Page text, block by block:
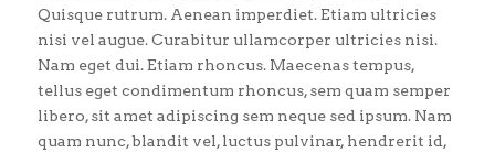
Quisque rutrum. Aenean imperdiet. Etiam ultricies
nisi vel augue. Curabitur ullamcorper ultricies nisi.
Nam eget dui. Etiam rhoncus. Maecenas tempus,
tellus eget condimentum rhoncus, sem quam semper
libero, sit amet adipiscing sem neque sed ipsum. Nam
quam nunc, blandit vel, luctus pulvinar, hendrerit id,